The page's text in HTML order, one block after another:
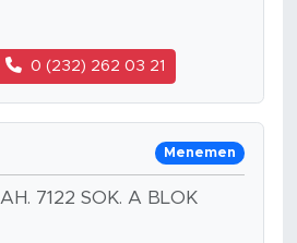
0 (232) 262 03 21
Menemen
7122 SOK. A BLOK